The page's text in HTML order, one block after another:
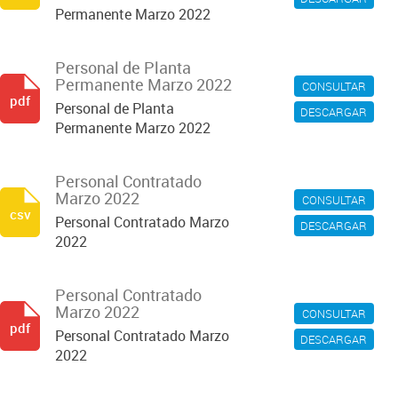
Permanente Marzo 2022
CONSULTAR
DESCARGAR
Personal de Planta
Permanente Marzo 2022
Personal de Planta
Permanente Marzo 2022
pdf
CONSULTAR
DESCARGAR
Personal Contratado
Marzo 2022
Personal Contratado Marzo
2022
csv
CONSULTAR
DESCARGAR
Personal Contratado
Marzo 2022
Personal Contratado Marzo
2022
pdf